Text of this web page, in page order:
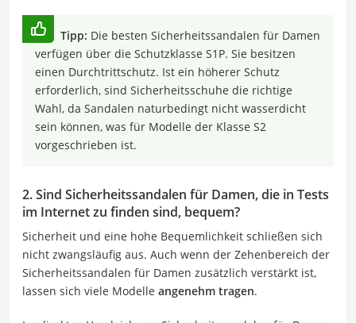
Tipp: Die besten Sicherheitssandalen für Damen
verfügen über die Schutzklasse S1P. Sie besitzen
einen Durchtrittschutz. Ist ein höherer Schutz
erforderlich, sind Sicherheitsschuhe die richtige
Wahl, da Sandalen naturbedingt nicht wasserdicht
sein können, was für Modelle der Klasse S2
vorgeschrieben ist.
2. Sind Sicherheitssandalen für Damen, die in Tests
im Internet zu finden sind, bequem?
Sicherheit und eine hohe Bequemlichkeit schließen sich
nicht zwangsläufig aus. Auch wenn der Zehenbereich der
Sicherheitssandalen für Damen zusätzlich verstärkt ist,
lassen sich viele Modelle angenehm tragen.